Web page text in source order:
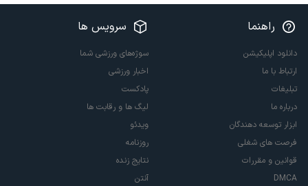
راهنما
دانلود اپلیکیشن
ارتباط با ما
تبلیغات
درباره ما
ابزار توسعه دهندگان
فرصت های شغلی
قوانین و مقررات
DMCA
سرویس ها
سوژه‌های ورزشی شما
اخبار ورزشی
پادکست
لیگ ها و رقابت ها
ویدئو
روزنامه
نتایج زنده
آنتن